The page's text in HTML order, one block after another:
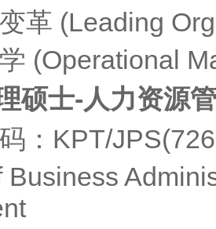
革 (Leading
(Operational
硕士-人力资源
：KPT/
Business